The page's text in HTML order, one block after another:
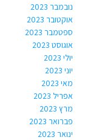
נובמבר 2023
אוקטובר 2023
ספטמבר 2023
אוגוסט 2023
יולי 2023
יוני 2023
מאי 2023
אפריל 2023
מרץ 2023
פברואר 2023
ינואר 2023